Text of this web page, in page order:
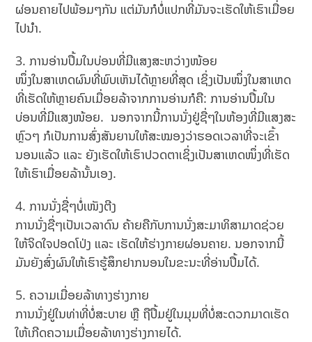
ຜ່ອນຄາຍໄປພ້ອມໆກັນ ແຕ່ມັນກໍບໍ່ແປກທີ່ມັນຈະເຮັດໃຫ້ເຮົາເມື່ອຍ
ໄປນຳ.
ການອ່ານປຶ້ມໃນບ່ອນທີ່ມີແສງສະຫວ່າງໜ້ອຍ
ໜຶ່ງໃນສາເຫດຜົນທີ່ພົບເຫັນໄດ້ຫຼາຍທີ່ສຸດ ເຊິ່ງເປັນໜຶ່ງໃນສາເຫດ
ທີ່ເຮັດໃຫ້ຫຼາຍຄົນເມື່ອຍລ້າຈາກການອ່ານກໍຄື: ການອ່ານປຶ້ມໃນ
ບ່ອນທີ່ມີແສງໜ້ອຍ. ນອກຈາກນີ້ການນັ່ງຢູ່ຊື່ໆໃນຫ້ອງທີ່ມີແສງສະ
ຫຼົວໆ ກໍເປັນການສົ່ງສັນຍານໃຫ້ສະໝອງວ່າຮອດເວລາທີ່ຈະເຂົ້າ
ນອນແລ້ວ ແລະ ຍັງເຮັດໃຫ້ເຮົາປວດຕາເຊິ່ງເປັນສາເຫດໜຶ່ງທີ່ເຮັດ
ໃຫ້ເຮົາເມື່ອຍລ້ານັ້ນເອງ.
ການນັ່ງຊື່ໆບໍ່ເໜັງຕີງ
ການນັ່ງຊື່ໆເປັນເວລາດົນ ຄ້າຍຄືກັບການນັ່ງສະມາທິສາມາດຊ່ວຍ
ໃຫ້ຈິດໃຈປອດໂປ່ງ ແລະ ເຮັດໃຫ້ຮ່າງກາຍຜ່ອນຄາຍ. ນອກຈາກນີ້
ມັນຍັງສົ່ງຜົນໃຫ້ເຮົາຮູ້ສຶກຢາກນອນໃນຂະນະທີ່ອ່ານປຶ້ມໄດ້.
ຄວາມເມື່ອຍລ້າທາງຮ່າງກາຍ
ການນັ່ງຢູ່ໃນທ່າທີ່ບໍ່ສະບາຍ ຫຼື ຖືປຶ້ມຢູ່ໃນມຸມທີ່ບໍ່ສະດວກມາດເຮັດ
ໃຫ້ເກີດຄວາມເມື່ອຍລ້າທາງຮ່າງກາຍໄດ້.